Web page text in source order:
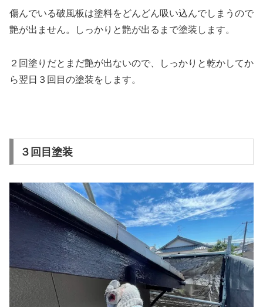
傷んでいる破風板は塗料をどんどん吸い込んでしまうので
艶が出ません。しっかりと艶が出るまで塗装します。
２回塗りだとまだ艶が出ないので、しっかりと乾かしてか
ら翌日３回目の塗装をします。
３回目塗装